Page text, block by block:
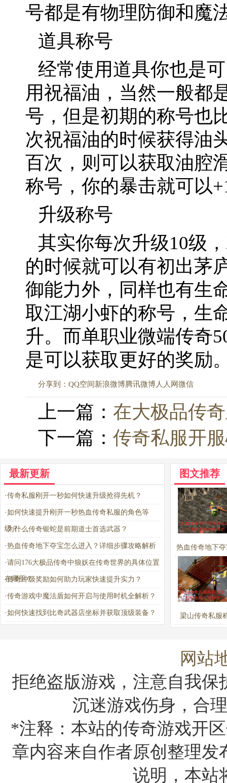
号都是有物理防御和魔
道具称号
经常使用道具你也是
用祝福油，当然一般都
号，但是初期的称号也
次祝福油的时候获得油
百次，则可以获取油腔
称号，你的暴击就可以
升级称号
其实你每次升级10级
的时候就可以有初出茅
御能力外，同样也有生
取江湖小虾的称号，生
升。而单职业微端传奇
是可以获取更好的奖励
分享到： QQ空间新浪微博腾讯微博人人网微信
上一篇： 在大极品传
下一篇： 传奇私服开
最新更新
·传奇私服刚开一秒如何快速升级抢得先机？
·如何快速提升刚开一秒热血传奇私服的角色等
级？
·为什么传奇银蛇是前期道士首选武器？
·热血传奇地下夺宝怎么进入？详细步骤攻略解析
·请问176大极品传奇中狼妖在传奇世界的具体位置
在哪里？
·传奇冲级奖励如何助力玩家快速提升实力？
·传奇游戏中魔法盾如何开启与使用时机全解析？
·如何快速找到比奇武器店坐标并获取顶级装备？
图文推荐
热血传奇地下
进入？详细步
析
梁山传奇私服
答？
网站
拒绝盗版游戏，注意自我
沉迷游戏伤身，合
*注释：本站的传奇游戏开
章内容来自作者原创整理
说明，本站